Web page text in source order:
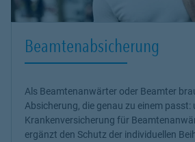
Beamtenabsicherung
Als Beamtenanwärter oder Beamter
Absicherung, die genau zu einem passt:
Krankenversicherung für
ergänzt den Schutz der individuellen